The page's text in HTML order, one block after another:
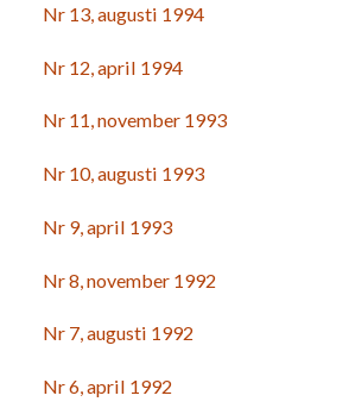
Nr 13, augusti 1994
Nr 12, april 1994
Nr 11, november 1993
Nr 10, augusti 1993
Nr 9, april 1993
Nr 8, november 1992
Nr 7, augusti 1992
Nr 6, april 1992